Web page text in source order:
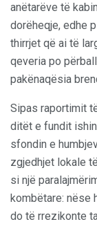
anëtarëve të
dorëheqje, edhe
thirrjet që ai të
qeveria po
pakënaqësia
Sipas raportimit
ditët e fundit
sfondin e
zgjedhjet lokale
si një
kombëtare: nëse
do të rrezikonte